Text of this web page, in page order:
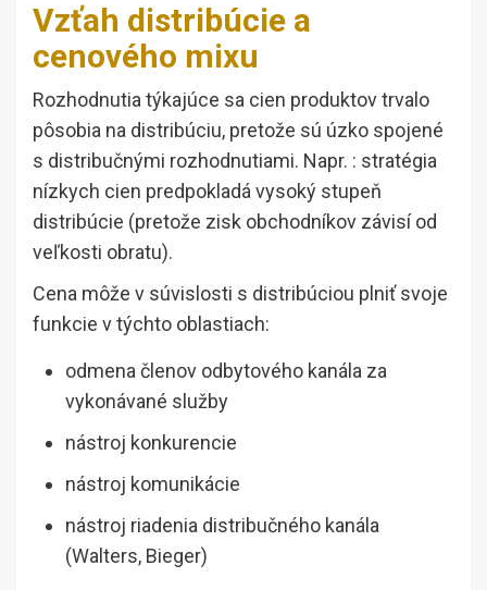
Vzťah distribúcie a
cenového mixu
Rozhodnutia týkajúce sa cien produktov trvalo
pôsobia na distribúciu, pretože sú úzko spojené
s distribučnými rozhodnutiami. Napr. : stratégia
nízkych cien predpokladá vysoký stupeň
distribúcie (pretože zisk obchodníkov závisí od
veľkosti obratu).
Cena môže v súvislosti s distribúciou plniť svoje
funkcie v týchto oblastiach:
odmena členov odbytového kanála za
vykonávané služby
nástroj konkurencie
nástroj komunikácie
nástroj riadenia distribučného kanála
(Walters, Bieger)